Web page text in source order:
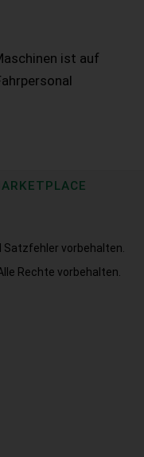
ist auf
Satzfehler vorbehalten.
Rechte vorbehalten.